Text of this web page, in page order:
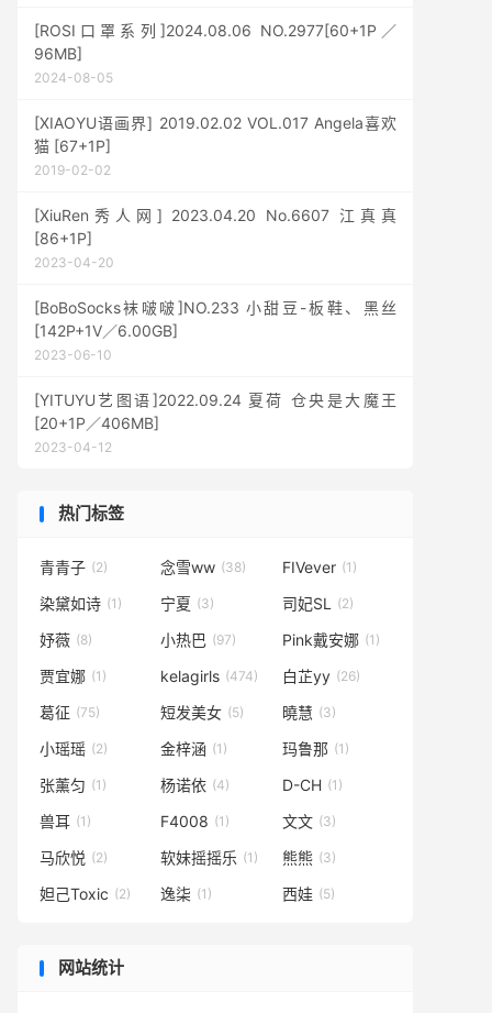
[ROSI口罩系列]2024.08.06 NO.2977[60+1P／
96MB]
2024-08-05
[XIAOYU语画界] 2019.02.02 VOL.017 Angela喜欢
猫 [67+1P]
2019-02-02
[XiuRen秀人网] 2023.04.20 No.6607 江真真
[86+1P]
2023-04-20
[BoBoSocks袜啵啵]NO.233 小甜豆-板鞋、黑丝
[142P+1V／6.00GB]
2023-06-10
[YITUYU艺图语]2022.09.24 夏荷 仓央是大魔王
[20+1P／406MB]
2023-04-12
热门标签
青青子 (2) 念雪ww (38) FIVever (1)
染黛如诗 (1) 宁夏 (3) 司妃SL (2)
妤薇 (8) 小热巴 (97) Pink戴安娜 (1)
贾宜娜 (1) kelagirls (474) 白芷yy (26)
葛征 (75) 短发美女 (5) 曉慧 (3)
小瑶瑶 (2) 金梓涵 (1) 玛鲁那 (1)
张薰匀 (1) 杨诺依 (4) D-CH (1)
兽耳 (1) F4008 (1) 文文 (3)
马欣悦 (2) 软妹摇摇乐 (1) 熊熊 (3)
妲己Toxic (2) 逸柒 (1) 西娃 (5)
网站统计